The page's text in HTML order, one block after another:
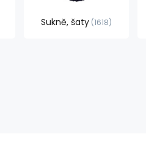
Sukně, šaty 1618